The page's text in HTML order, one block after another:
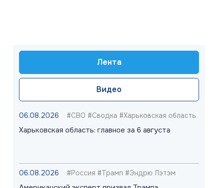
Лента
Видео
06.08.2026 #СВО #Сводка #Харьковская область
Харьковская область: главное за 6 августа
06.08.2026 #Россия #Трамп #Эндрю Лэтэм